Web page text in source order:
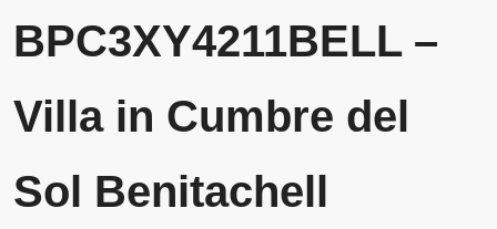
BPC3XY4211BELL –
Villa in Cumbre del
Sol Benitachell